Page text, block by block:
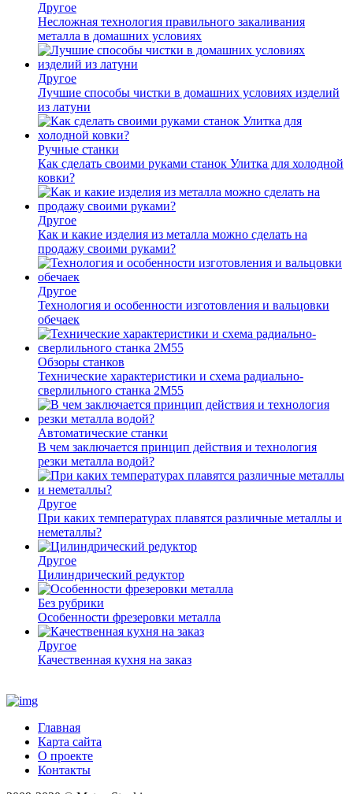
Другое
Несложная технология правильного закаливания
металла в домашних условиях
Другое
Лучшие способы чистки в домашних условиях изделий
из латуни
Ручные станки
Как сделать своими руками станок Улитка для холодной
ковки?
Другое
Как и какие изделия из металла можно сделать на
продажу своими руками?
Другое
Технология и особенности изготовления и вальцовки
обечаек
Обзоры станков
Технические характеристики и схема радиально-
сверлильного станка 2М55
Автоматические станки
В чем заключается принцип действия и технология
резки металла водой?
Другое
При каких температурах плавятся различные металлы и
неметаллы?
Другое
Цилиндрический редуктор
Без рубрики
Особенности фрезеровки металла
Другое
Качественная кухня на заказ
Главная
Карта сайта
О проекте
Контакты